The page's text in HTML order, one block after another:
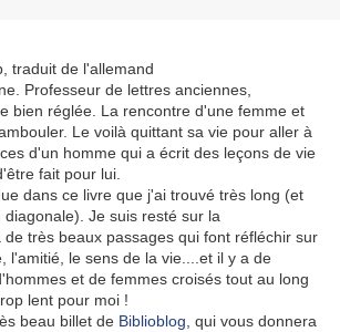
traduit de l'allemand
Professeur de lettres anciennes,
bien réglée. La rencontre d'une femme et
Le voilà quittant sa vie pour aller à
d'un homme qui a écrit des leçons de vie
fait pour lui.
dans ce livre que j'ai trouvé très long (et
Je suis resté sur la
très beaux passages qui font réfléchir sur
l'amitié, le sens de la vie....et il y a de
et de femmes croisés tout au long
lent pour moi !
beau billet de Biblioblog , qui vous donnera